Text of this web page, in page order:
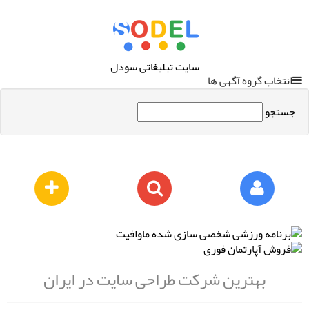
سایت تبلیغاتی سودل
انتخاب گروه آگهی ها
جستجو
بهترین شرکت طراحی سایت در ایران